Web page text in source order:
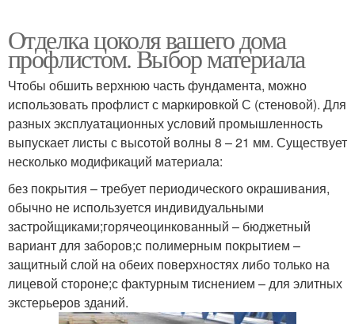
Отделка цоколя вашего дома
профлистом. Выбор материала
Чтобы обшить верхнюю часть фундамента, можно
использовать профлист с маркировкой С (стеновой). Для
разных эксплуатационных условий промышленность
выпускает листы с высотой волны 8 – 21 мм. Существует
несколько модификаций материала:
без покрытия – требует периодического окрашивания,
обычно не используется индивидуальными
застройщиками;горячеоцинкованный – бюджетный
вариант для заборов;с полимерным покрытием –
защитный слой на обеих поверхностях либо только на
лицевой стороне;с фактурным тиснением – для элитных
экстерьеров зданий.